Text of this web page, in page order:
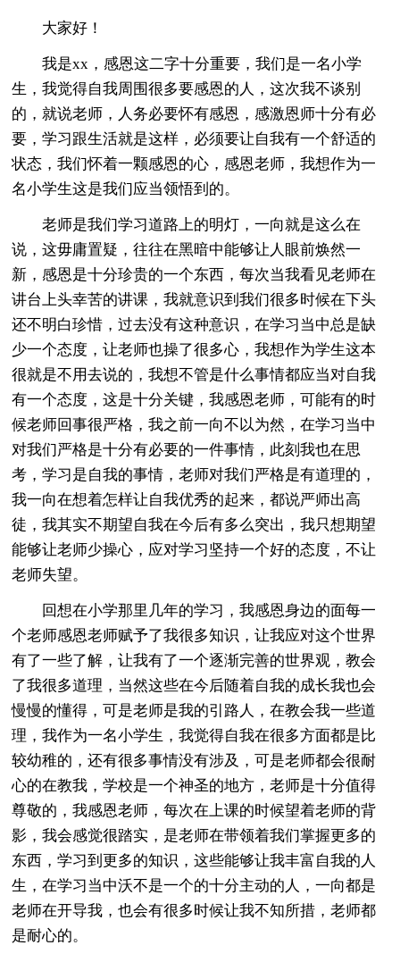
大家好！
我是xx，感恩这二字十分重要，我们是一名小学
生，我觉得自我周围很多要感恩的人，这次我不谈别
的，就说老师，人务必要怀有感恩，感激恩师十分有必
要，学习跟生活就是这样，必须要让自我有一个舒适的
状态，我们怀着一颗感恩的心，感恩老师，我想作为一
名小学生这是我们应当领悟到的。
老师是我们学习道路上的明灯，一向就是这么在
说，这毋庸置疑，往往在黑暗中能够让人眼前焕然一
新，感恩是十分珍贵的一个东西，每次当我看见老师在
讲台上头幸苦的讲课，我就意识到我们很多时候在下头
还不明白珍惜，过去没有这种意识，在学习当中总是缺
少一个态度，让老师也操了很多心，我想作为学生这本
很就是不用去说的，我想不管是什么事情都应当对自我
有一个态度，这是十分关键，我感恩老师，可能有的时
候老师回事很严格，我之前一向不以为然，在学习当中
对我们严格是十分有必要的一件事情，此刻我也在思
考，学习是自我的事情，老师对我们严格是有道理的，
我一向在想着怎样让自我优秀的起来，都说严师出高
徒，我其实不期望自我在今后有多么突出，我只想期望
能够让老师少操心，应对学习坚持一个好的态度，不让
老师失望。
回想在小学那里几年的学习，我感恩身边的面每一
个老师感恩老师赋予了我很多知识，让我应对这个世界
有了一些了解，让我有了一个逐渐完善的世界观，教会
了我很多道理，当然这些在今后随着自我的成长我也会
慢慢的懂得，可是老师是我的引路人，在教会我一些道
理，我作为一名小学生，我觉得自我在很多方面都是比
较幼稚的，还有很多事情没有涉及，可是老师都会很耐
心的在教我，学校是一个神圣的地方，老师是十分值得
尊敬的，我感恩老师，每次在上课的时候望着老师的背
影，我会感觉很踏实，是老师在带领着我们掌握更多的
东西，学习到更多的知识，这些能够让我丰富自我的人
生，在学习当中沃不是一个的十分主动的人，一向都是
老师在开导我，也会有很多时候让我不知所措，老师都
是耐心的。